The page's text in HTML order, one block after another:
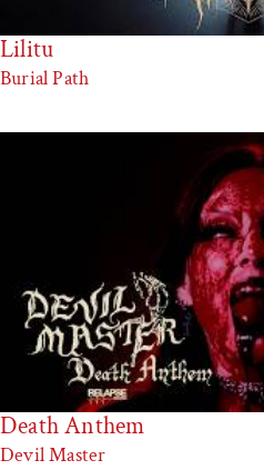
Lilitu
Burial Path
Death Anthem
Devil Master